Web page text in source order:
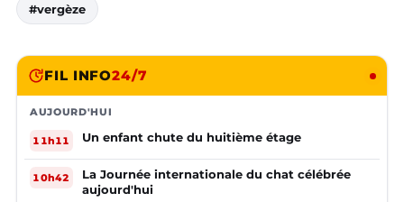
#vergèze
FIL INFO24/7
AUJOURD'HUI
11h11 Un enfant chute du huitième étage
10h42
La Journée internationale du chat célébrée
aujourd'hui